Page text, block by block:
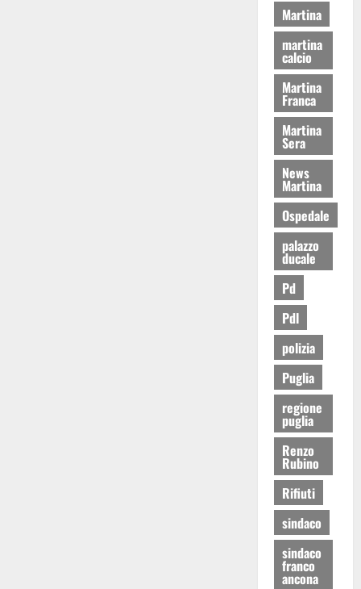
Martina
martina
calcio
Martina
Franca
Martina
Sera
News
Martina
Ospedale
palazzo
ducale
Pd
Pdl
polizia
Puglia
regione
puglia
Renzo
Rubino
Rifiuti
sindaco
sindaco
franco
ancona